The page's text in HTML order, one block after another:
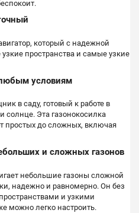
который с надежной
пространства и самые узкие
условиям
в саду, готовый к работе в
солнце. Эта газонокосилка
простых до сложных, включая
и сложных газонов
небольшие газоны сложной
надежно и равномерно. Он без
и узкими
можно легко настроить.